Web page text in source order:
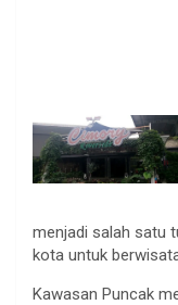
menjadi salah satu
kota untuk
Kawasan Puncak